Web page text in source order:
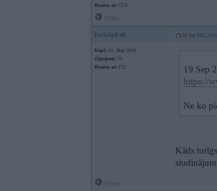
Braucu ar: CLS
VecisArE46 20. Sep 2022,
Kopš: 31. May 2019
Ziņojumi: 73
Braucu ar: F22
19 Sep
https://
Ne ko
Kāds